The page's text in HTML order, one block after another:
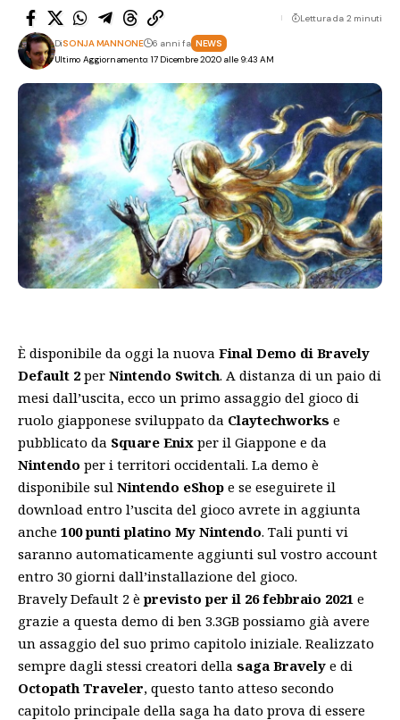
Ultimo Aggiornamento: 17 Dicembre 2020 alle 9:43 AM
DiSONJA MANNONE 6 anni fa NEWS
Lettura da 2 minuti
È disponibile da oggi la nuova Final Demo di Bravely
Default 2 per Nintendo Switch. A distanza di un paio di
mesi dall’uscita, ecco un primo assaggio del gioco di
ruolo giapponese sviluppato da Claytechworks e
pubblicato da Square Enix per il Giappone e da
Nintendo per i territori occidentali. La demo è
disponibile sul Nintendo eShop e se eseguirete il
download entro l’uscita del gioco avrete in aggiunta
anche 100 punti platino My Nintendo. Tali punti vi
saranno automaticamente aggiunti sul vostro account
entro 30 giorni dall’installazione del gioco.
Bravely Default 2 èprevisto per il 26 febbraio 2021 e
grazie a questa demo di ben 3.3GB possiamo già avere
un assaggio del suo primo capitolo iniziale. Realizzato
sempre dagli stessi creatori della saga Bravely e di
Octopath Traveler, questo tanto atteso secondo
capitolo principale della saga ha dato prova di essere